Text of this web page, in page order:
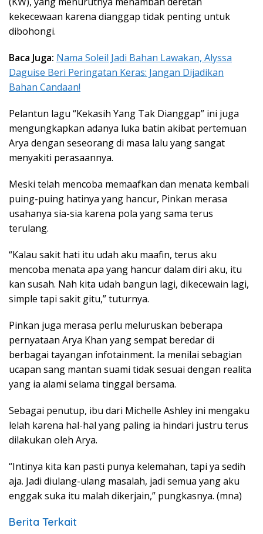
kekecewaan karena dianggap tidak penting untuk
dibohongi.
Baca Juga: Nama Soleil Jadi Bahan Lawakan, Alyssa
Daguise Beri Peringatan Keras: Jangan Dijadikan
Bahan Candaan!
Pelantun lagu “Kekasih Yang Tak Dianggap” ini juga
mengungkapkan adanya luka batin akibat pertemuan
Arya dengan seseorang di masa lalu yang sangat
menyakiti perasaannya.
Meski telah mencoba memaafkan dan menata kembali
puing-puing hatinya yang hancur, Pinkan merasa
usahanya sia-sia karena pola yang sama terus
terulang.
“Kalau sakit hati itu udah aku maafin, terus aku
mencoba menata apa yang hancur dalam diri aku, itu
kan susah. Nah kita udah bangun lagi, dikecewain lagi,
simple tapi sakit gitu,” tuturnya.
Pinkan juga merasa perlu meluruskan beberapa
pernyataan Arya Khan yang sempat beredar di
berbagai tayangan infotainment. Ia menilai sebagian
ucapan sang mantan suami tidak sesuai dengan realita
yang ia alami selama tinggal bersama.
Sebagai penutup, ibu dari Michelle Ashley ini mengaku
lelah karena hal-hal yang paling ia hindari justru terus
dilakukan oleh Arya.
“Intinya kita kan pasti punya kelemahan, tapi ya sedih
aja. Jadi diulang-ulang masalah, jadi semua yang aku
enggak suka itu malah dikerjain,” pungkasnya. (mna)
Berita Terkait